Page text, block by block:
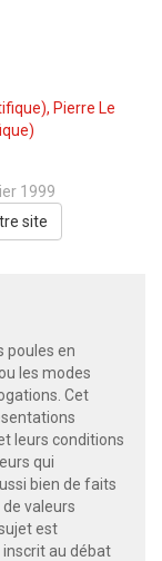
Pierre Le
1999
site
poules en
les modes
Cet
leurs conditions
qui
bien de faits
valeurs
est
inscrit au débat